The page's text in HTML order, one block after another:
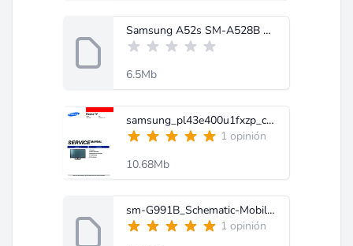
Samsung A52s SM-A528B Schematic-MobileRdx.com.rar
6.5Mb
samsung_pl43e400u1fxzp_chassis_f5ca_pdp_tv.pdf
1 opinión
10.68Mb
sm-G991B_Schematic-MobileRdx.com.rar
1 opinión